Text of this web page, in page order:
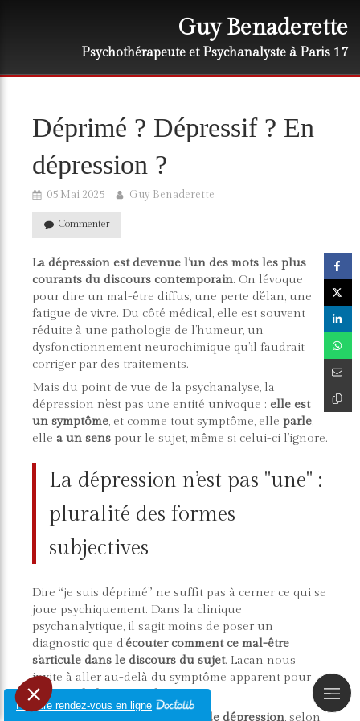
Guy Benaderette
Psychothérapeute et Psychanalyste à Paris 17
Déprimé ? Dépressif ? En
dépression ?
05 Mai 2025 Guy Benaderette
Commenter
La dépression est devenue l’un des mots les plus
courants du discours contemporain. On l’évoque
pour dire un mal-être diffus, une perte d’élan, une
fatigue de vivre. Du côté médical, elle est souvent
réduite à une pathologie de l’humeur, un
dysfonctionnement neurochimique qu’il faudrait
corriger par des traitements.
Mais du point de vue de la psychanalyse, la
dépression n’est pas une entité univoque : elle est
un symptôme, et comme tout symptôme, elle parle,
elle a un sens pour le sujet, même si celui-ci l’ignore.
La dépression n’est pas "une" :
pluralité des formes
subjectives
Dire “je suis déprimé” ne suffit pas à cerner ce qui se
joue psychiquement. Dans la clinique
psychanalytique, il s’agit moins de poser un
diagnostic que d’écouter comment ce mal-être
s’articule dans le discours du sujet. Lacan nous
invite à aller au-delà du symptôme apparent pour
en saisir
plusieurs formes de dépression, selon
Prendre rendez-vous en ligne